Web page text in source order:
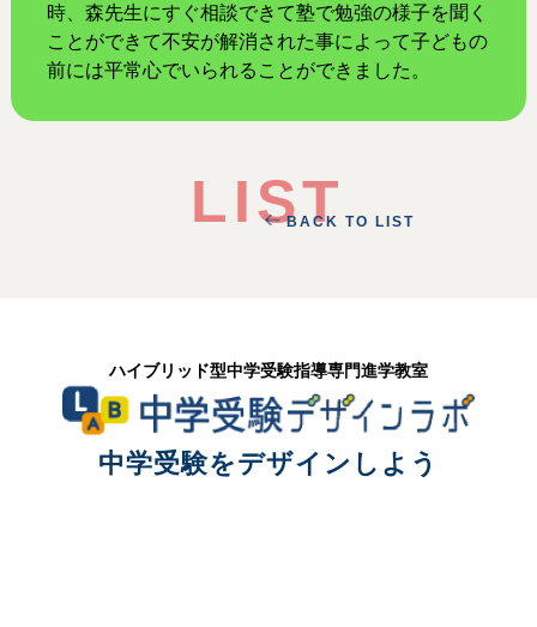
時、森先生にすぐ相談できて塾で勉強の様子を聞く
ことができて不安が解消された事によって子どもの
前には平常心でいられることができました。
LISTBACK TO LIST
ハイブリッド型中学受験指導専門進学教室
中学受験をデザインしよう